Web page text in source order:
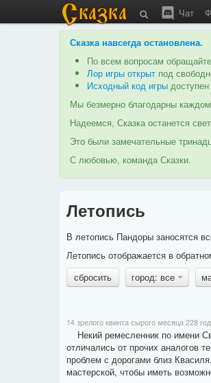
Чат
Сказка навсегда остановлена.
По всем вопросам
Лор игры открыт под
Исходный код игры
Мы безмерно благодарны
Надеемся, Сказка останется
Это были замечательные
С любовью, команда Сказки.
Летопись
В летопись Пандоры заносятся
Летопись отображается в
сбросить
город: все
14 зрелого квинта сырого месяца 228
Некий ремесленник по имени
отличались от прочих аналогов
проблем с дорогами близ
мастерской, чтобы иметь